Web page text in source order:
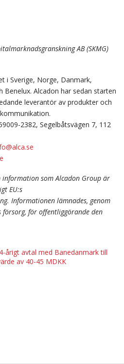
AB (SKMG)
i Sverige, Norge, Danmark,
Benelux. Alcadon har sedan starten
leverantör av produkter och
2382, Segelbåtsvägen 7, 112
som Alcadon Group är
EU:s
Informationen lämnades, genom
försorg, för offentliggörande den
årigt avtal med Banedanmark till
av 40-45 MDKK